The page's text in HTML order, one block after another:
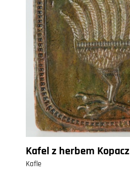
Kafel z herbem Kopacz
Kafle